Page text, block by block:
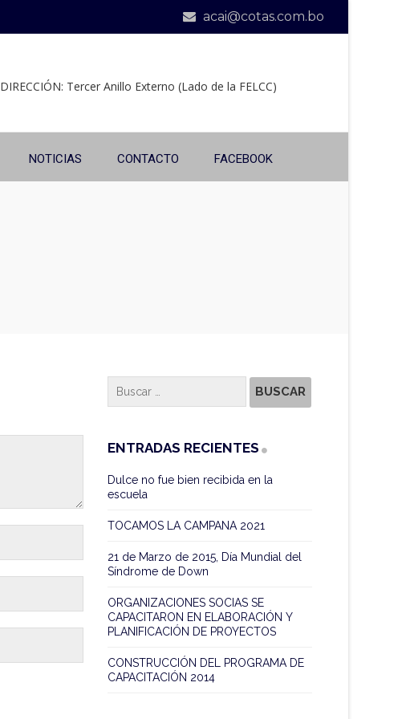
acai@cotas.com.bo
DIRECCIÓN: Tercer Anillo Externo (Lado de la FELCC)
NOTICIAS CONTACTO FACEBOOK
ENTRADAS RECIENTES
Dulce no fue bien recibida en la
escuela
TOCAMOS LA CAMPANA 2021
21 de Marzo de 2015, Día Mundial del
Síndrome de Down
ORGANIZACIONES SOCIAS SE
CAPACITARON EN ELABORACIÓN Y
PLANIFICACIÓN DE PROYECTOS
CONSTRUCCIÓN DEL PROGRAMA DE
CAPACITACIÓN 2014